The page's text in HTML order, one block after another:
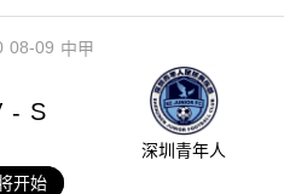
08-09 中甲
- S
深圳青年人
开始